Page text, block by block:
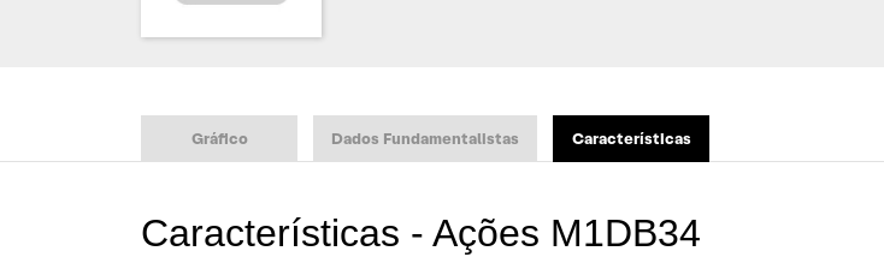
Gráfico Dados Fundamentalistas Características
Características - Ações M1DB34